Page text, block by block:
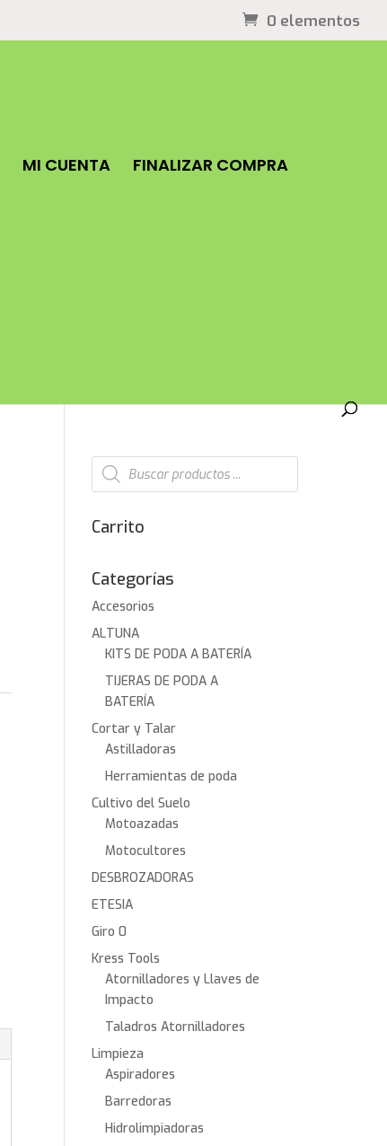
0 elementos
MI CUENTA FINALIZAR COMPRA
Búsqueda
de
productos
Carrito
Categorías
Accesorios
ALTUNA
KITS DE PODA A BATERÍA
TIJERAS DE PODA A
BATERÍA
Cortar y Talar
Astilladoras
Herramientas de poda
Cultivo del Suelo
Motoazadas
Motocultores
DESBROZADORAS
ETESIA
Giro 0
Kress Tools
Atornilladores y Llaves de
Impacto
Taladros Atornilladores
Limpieza
Aspiradores
Barredoras
Hidrolimpiadoras